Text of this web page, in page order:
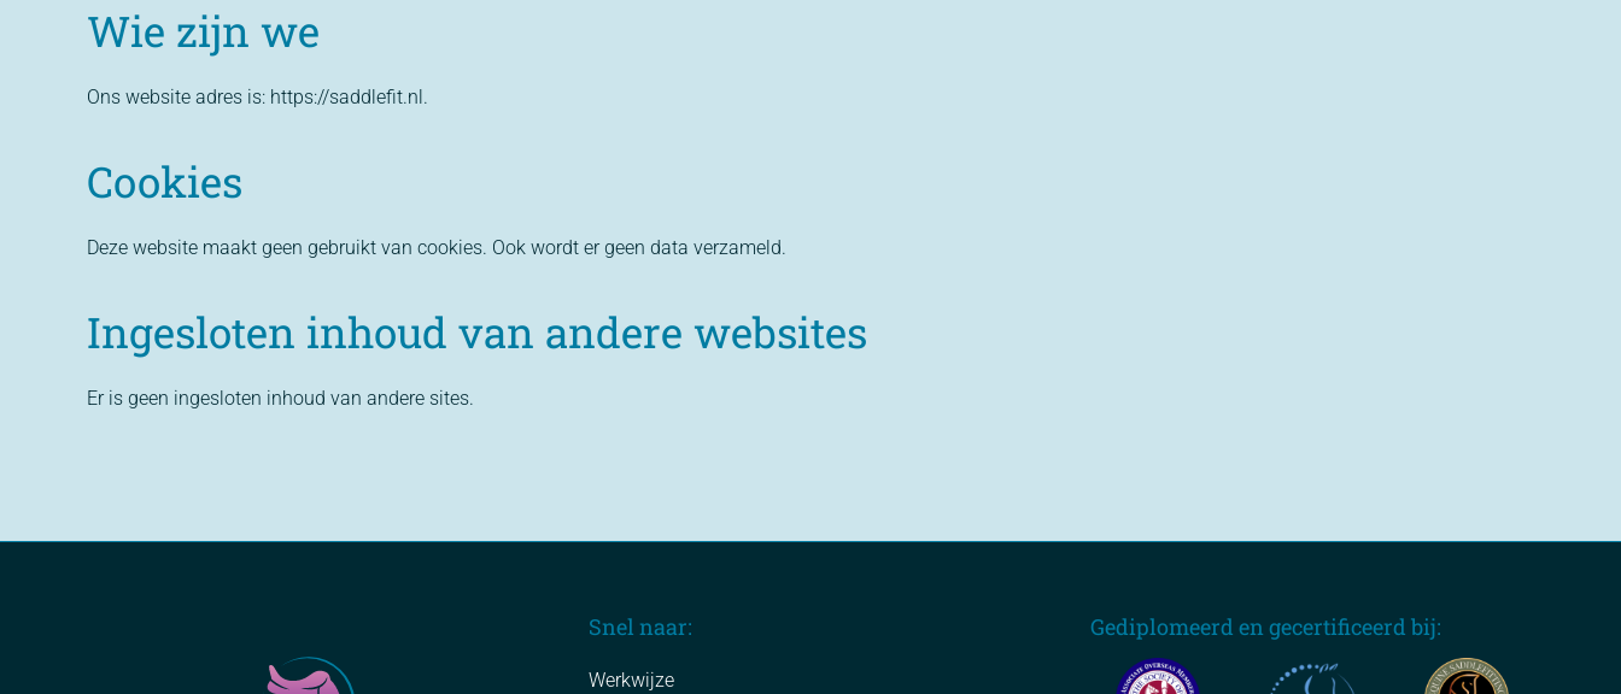
Wie zijn we
Ons website adres is: https://saddlefit.nl.
Cookies
Deze website maakt geen gebruikt van cookies. Ook wordt er geen data verzameld.
Ingesloten inhoud van andere websites
Er is geen ingesloten inhoud van andere sites.
Snel naar:
Werkwijze
Gediplomeerd en gecertificeerd bij: